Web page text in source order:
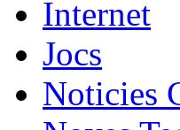
Internet
Jocs
Noticies